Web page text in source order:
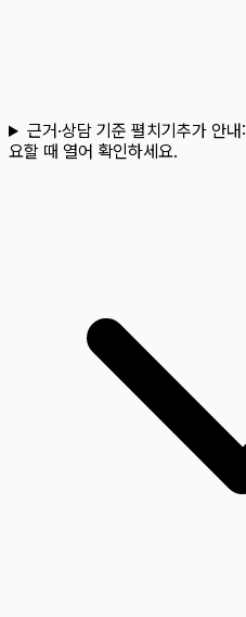
근거·상담 기준 펼치기추가 안내:
요할 때 열어 확인하세요.